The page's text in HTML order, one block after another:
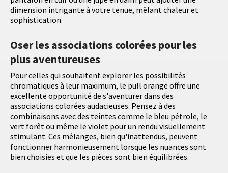
dimension intrigante à votre tenue, mêlant chaleur et
sophistication.
Oser les associations colorées pour les
plus aventureuses
Pour celles qui souhaitent explorer les possibilités
chromatiques à leur maximum, le pull orange offre une
excellente opportunité de s'aventurer dans des
associations colorées audacieuses. Pensez à des
combinaisons avec des teintes comme le bleu pétrole, le
vert forêt ou même le violet pour un rendu visuellement
stimulant. Ces mélanges, bien qu'inattendus, peuvent
fonctionner harmonieusement lorsque les nuances sont
bien choisies et que les pièces sont bien équilibrées.